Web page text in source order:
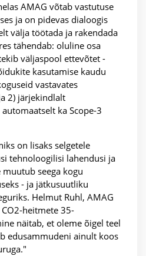
AMAG võtab vastutuse
ja on pidevas dialoogis
välja töötada ja rakendada
tähendab: oluline osa
väljaspool ettevõtet -
kasutamise kaudu
vastavates
2) järjekindlalt
ka Scope-3
on lisaks selgetele
tehnoloogilisi lahendusi ja
seega kogu
- ja jätkusuutliku
Helmut Ruhl, AMAG
heitmete 35-
näitab, et oleme õigel teel
edusammudeni ainult koos